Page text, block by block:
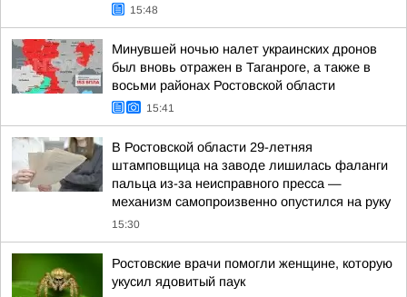
15:48
Минувшей ночью налет украинских дронов
был вновь отражен в Таганроге, а также в
восьми районах Ростовской области
15:41
В Ростовской области 29-летняя
штамповщица на заводе лишилась фаланги
пальца из-за неисправного пресса —
механизм самопроизвенно опустился на руку
15:30
Ростовские врачи помогли женщине, которую
укусил ядовитый паук